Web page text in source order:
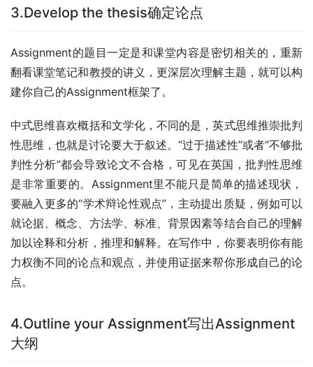
3.Develop the thesis确定论点
Assignment的题目一定是和课堂内容是密切相关的，重新
翻看课堂笔记和教授的讲义，更深层次理解主题，就可以构
建你自己的Assignment框架了。
中式思维喜欢概括和文学化，不同的是，英式思维推崇批判
性思维，也就是讨论要大于叙述。“过于描述性”或者“不够批
判性分析”都会导致论文不合格，可见在英国，批判性思维
是非常重要的。Assignment里不能只是简单的描述现状，
要融入更多的“学术辩论性观点”，主动提出质疑，例如可以
就论据、概念、方法学、标准、背景因素等结合自己的理解
加以诠释和分析，推理和解释。在写作中，你要表明你有能
力权衡不同的论点和观点，并使用证据来帮你形成自己的论
点。
4.Outline your Assignment写出Assignment
大纲